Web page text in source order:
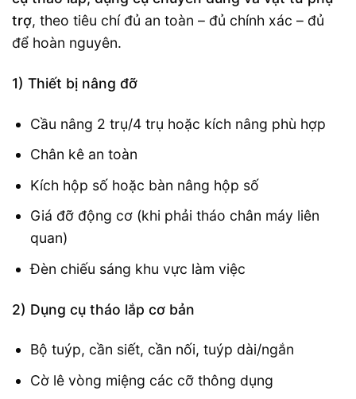
trợ, theo tiêu chí đủ an toàn – đủ chính xác – đủ
để hoàn nguyên.
1) Thiết bị nâng đỡ
Cầu nâng 2 trụ/4 trụ hoặc kích nâng phù hợp
Chân kê an toàn
Kích hộp số hoặc bàn nâng hộp số
Giá đỡ động cơ (khi phải tháo chân máy liên
quan)
Đèn chiếu sáng khu vực làm việc
2) Dụng cụ tháo lắp cơ bản
Bộ tuýp, cần siết, cần nối, tuýp dài/ngắn
Cờ lê vòng miệng các cỡ thông dụng